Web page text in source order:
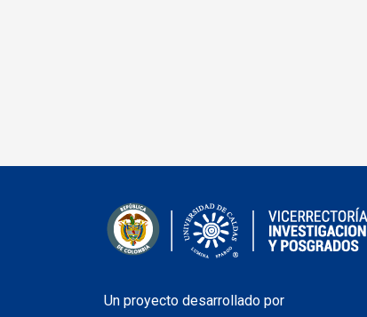
Un proyecto desarrollado por